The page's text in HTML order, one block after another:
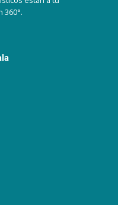
360°.